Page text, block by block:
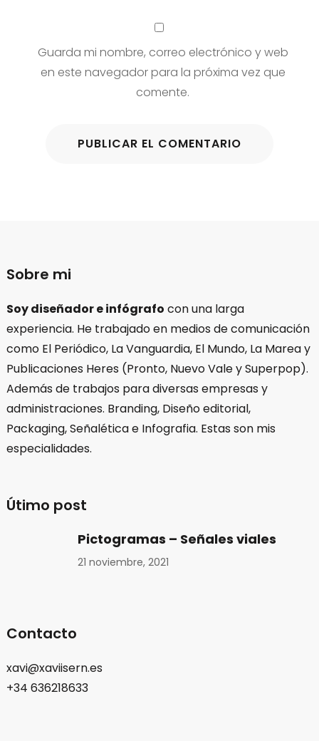
Guarda mi nombre, correo electrónico y web
en este navegador para la próxima vez que
comente.
Sobre mi
Soy diseñador e infógrafo con una larga
experiencia. He trabajado en medios de comunicación
como El Periódico, La Vanguardia, El Mundo, La Marea y
Publicaciones Heres (Pronto, Nuevo Vale y Superpop).
Además de trabajos para diversas empresas y
administraciones. Branding, Diseño editorial,
Packaging, Señalética e Infografia. Estas son mis
especialidades.
Útimo post
Pictogramas – Señales viales
21 noviembre, 2021
Contacto
xavi@xaviisern.es
+34 636218633